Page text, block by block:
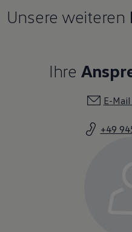
Unsere weiteren
Ihre
E-
+49